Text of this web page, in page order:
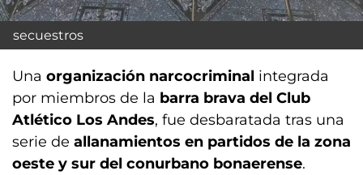
secuestros
Una organización narcocriminal integrada
por miembros de la barra brava del Club
Atlético Los Andes, fue desbaratada tras una
serie de allanamientos en partidos de la zona
oeste y sur del conurbano bonaerense.